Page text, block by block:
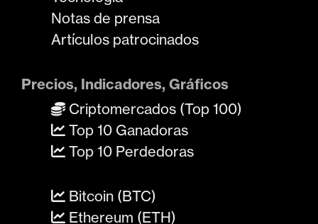
Notas de prensa
Artículos patrocinados
Precios, Indicadores, Gráficos
Criptomercados (Top 100)
Top 10 Ganadoras
Top 10 Perdedoras
Bitcoin (BTC)
Ethereum (ETH)